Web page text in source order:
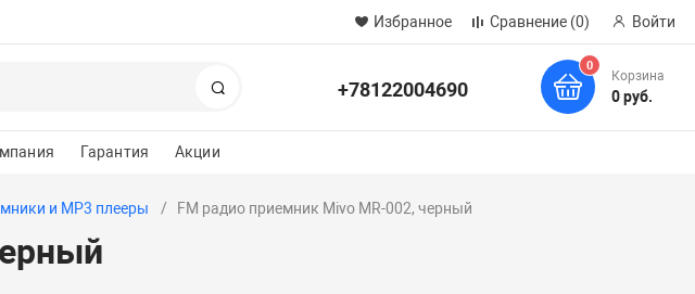
Избранное Сравнение (0) Войти
+78122004690
0
Корзина
0 руб.
Гарантия Акции
и MP3 плееры FM радио приемник Mivo MR-002, черный